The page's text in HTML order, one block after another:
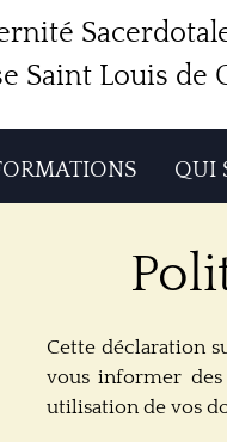
Saint Louis de
QUI
Cette déclaration
vous informer
utilisation de vos